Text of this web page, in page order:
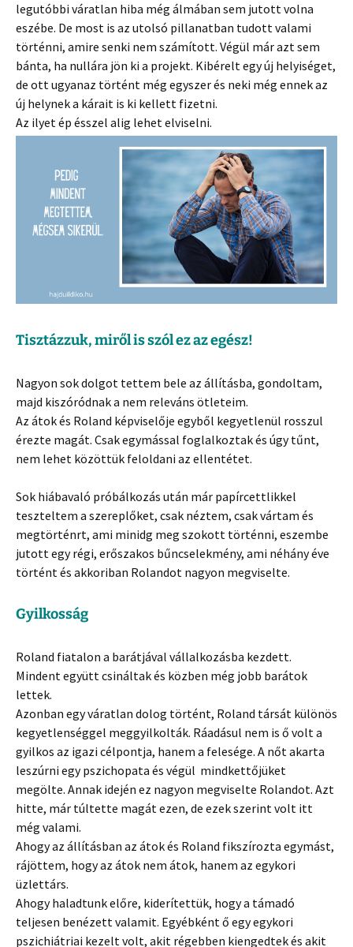
legutóbbi váratlan hiba még álmában sem jutott volna
eszébe. De most is az utolsó pillanatban tudott valami
történni, amire senki nem számított. Végül már azt sem
bánta, ha nullára jön ki a projekt. Kibérelt egy új helyiséget,
de ott ugyanaz történt még egyszer és neki még ennek az
új helynek a kárait is ki kellett fizetni.
Az ilyet ép ésszel alig lehet elviselni.
Tisztázzuk, miről is szól ez az egész!
Nagyon sok dolgot tettem bele az állításba, gondoltam,
majd kiszóródnak a nem releváns ötleteim.
Az átok és Roland képviselője egyből kegyetlenül rosszul
érezte magát. Csak egymással foglalkoztak és úgy tűnt,
nem lehet közöttük feloldani az ellentétet.
Sok hiábavaló próbálkozás után már papírcettlikkel
teszteltem a szereplőket, csak néztem, csak vártam és
megtörténrt, ami minidg meg szokott történni, eszembe
jutott egy régi, erőszakos bűncselekmény, ami néhány éve
történt és akkoriban Rolandot nagyon megviselte.
Gyilkosság
Roland fiatalon a barátjával vállalkozásba kezdett.
Mindent együtt csináltak és közben még jobb barátok
lettek.
Azonban egy váratlan dolog történt, Roland társát különös
kegyetlenséggel meggyilkolták. Ráadásul nem is ő volt a
gyilkos az igazi célpontja, hanem a felesége. A nőt akarta
leszúrni egy pszichopata és végül mindkettőjüket
megölte. Annak idején ez nagyon megviselte Rolandot. Azt
hitte, már túltette magát ezen, de ezek szerint volt itt
még valami.
Ahogy az állításban az átok és Roland fikszírozta egymást,
rájöttem, hogy az átok nem átok, hanem az egykori
üzlettárs.
Ahogy haladtunk előre, kiderítettük, hogy a támadó
teljesen benézett valamit. Egyébként ő egy egykori
pszichiátriai kezelt volt, akit régebben kiengedtek és akit